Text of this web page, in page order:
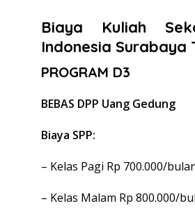
Biaya Kuliah
Indonesia Surabaya
PROGRAM D3
BEBAS DPP Uang Gedung
Biaya SPP:
– Kelas Pagi Rp 700.000/
– Kelas Malam Rp 800.000/